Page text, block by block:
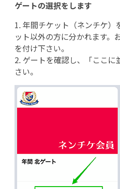
ゲートの選択をします
1. 年間チケット（ネンチケ）
ット以外の方に分かれます。
を付け下さい。
2. ゲートを確認し、「ここに
さい。